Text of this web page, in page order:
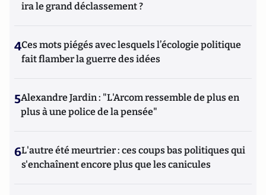
ira le grand déclassement ?
4Ces mots piégés avec lesquels l’écologie politique
fait flamber la guerre des idées
5Alexandre Jardin : "L'Arcom ressemble de plus en
plus à une police de la pensée"
6L'autre été meurtrier : ces coups bas politiques qui
s'enchaînent encore plus que les canicules